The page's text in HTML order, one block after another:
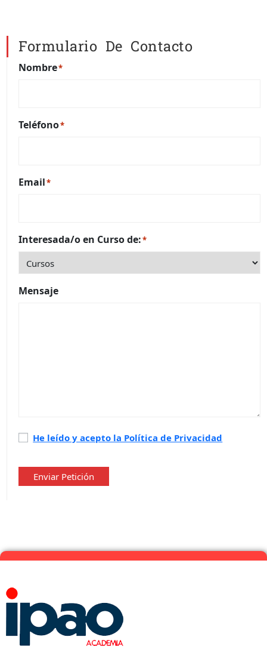
Formulario De Contacto
Nombre*
Teléfono*
Email*
Interesada/o en Curso de:*
Mensaje
Política
privacidad*
He leído y acepto la Política de Privacidad
Enviar Petición